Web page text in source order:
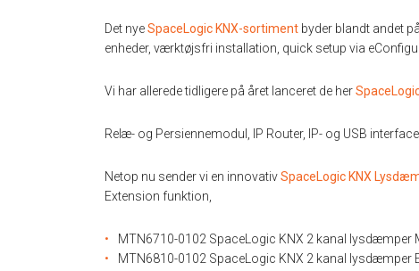
Det nyeSpaceLogic KNX-sortiment byder blandt andet
enheder, værktøjsfri installation, quick setup via
Vi har allerede tidligere på året lanceret de her
Relæ- og Persiennemodul, IP Router, IP- og USB
Netop nu sender vi en innovativSpaceLogic KNX
Extension funktion,
MTN6710-0102 SpaceLogic KNX 2 kanal lysdæmper
MTN6810-0102 SpaceLogic KNX 2 kanal lysdæmper